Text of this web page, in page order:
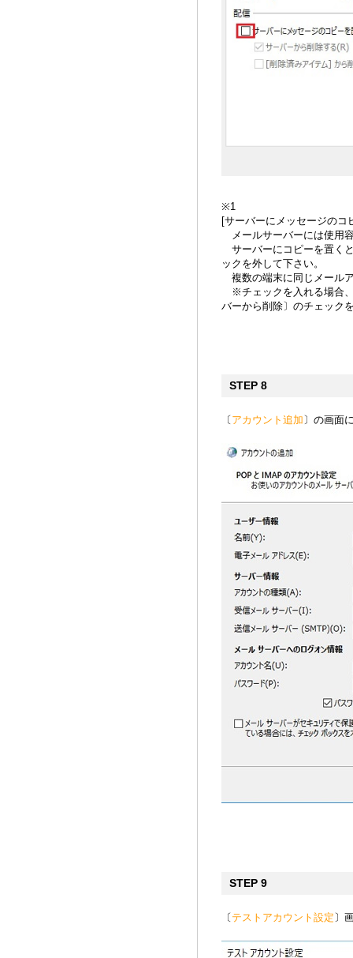
※1
[サーバーにメッセージのコ
メールサーバーには使用
サーバーにコピーを置く
ックを外して下さい。
複数の端末に同じメール
※チェックを入れる場合、
バーから削除〕のチェック
STEP 8
〔 アカウント追加 〕の画面
STEP 9
〔 テストアカウント設定 〕